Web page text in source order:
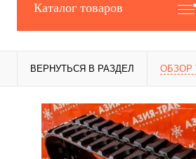
Каталог товаров
ВЕРНУТЬСЯ В РАЗДЕЛ ОБЗОР